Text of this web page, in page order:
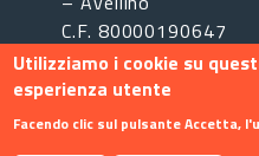
C.F. 80000190647
SUIVEZ-NOUS
Utilizziamo i cookie su
esperienza utente
Facendo clic sul pulsante Accetta,